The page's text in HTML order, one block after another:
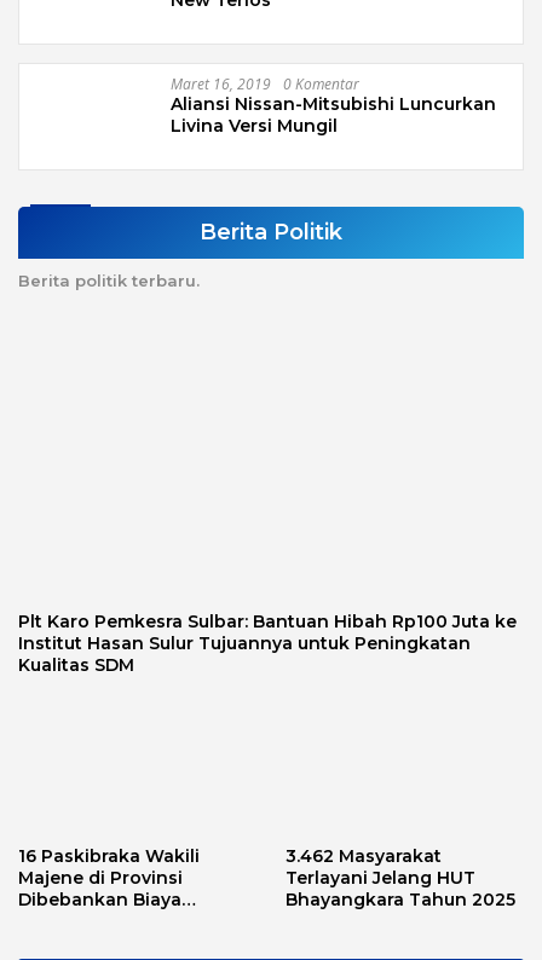
Maret 16, 2019 0 Komentar
Aliansi Nissan-Mitsubishi Luncurkan
Livina Versi Mungil
Berita Politik
Berita politik terbaru.
Plt Karo Pemkesra Sulbar: Bantuan Hibah Rp100 Juta ke
Institut Hasan Sulur Tujuannya untuk Peningkatan
Kualitas SDM
16 Paskibraka Wakili
Majene di Provinsi
Dibebankan Biaya
3.462 Masyarakat
Terlayani Jelang HUT
Bhayangkara Tahun 2025